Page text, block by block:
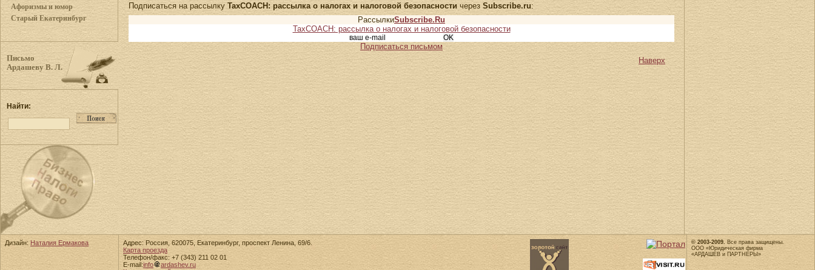
Афоризмы и юмор
Старый Екатеринбург
Письмо
Ардашеву В. Л.
Найти:
Подписаться на рассылкуTaxCOACH: рассылка о налогах и налоговой безопасности через Subscribe.ru:
РассылкиSubscribe.Ru
TaxCOACH: рассылка о налогах и налоговой безопасности
Подписаться письмом
Наверх
Дизайн: Наталия Ермакова
Адрес: Россия, 620075, Екатеринбург, проспект Ленина, 69/6.
Карта проезда
Телефон/факс: +7 (343) 211 02 01
E-mail:info
ardashev.ru
© 2003-2009. Все права защищены.
ООО «Юридическая фирма
«АРДАШЕВ и ПАРТНЕРЫ»